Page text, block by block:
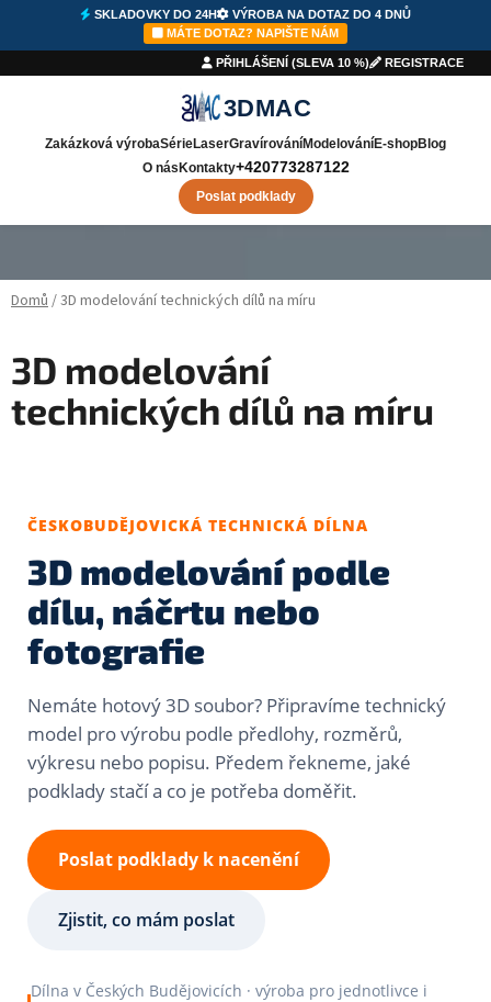
SKLADOVKY DO 24H
VÝROBA NA DOTAZ DO 4 DNŮ
MÁTE DOTAZ? NAPIŠTE NÁM
PŘIHLÁŠENÍ (SLEVA 10 %) REGISTRACE
3DMAC
Zakázková výrobaSérieLaserGravírováníModelováníE-shopBlog
O nás Kontakty+420773287122
Poslat podklady
SKLADOVKY DO 24H 🛠️VÝROBADO 4 DNŮ ✉️NAPIŠTE NÁM
Domů/3D modelování technických dílů na míru
3D modelování
technických dílů na míru
ČESKOBUDĚJOVICKÁ TECHNICKÁ DÍLNA
3D modelování podle
dílu, náčrtu nebo
fotografie
Nemáte hotový 3D soubor? Připravíme technický
model pro výrobu podle předlohy, rozměrů,
výkresu nebo popisu. Předem řekneme, jaké
podklady stačí a co je potřeba doměřit.
Poslat podklady k nacenění
Zjistit, co mám poslat
Dílna v Českých Budějovicích · výroba pro jednotlivce i